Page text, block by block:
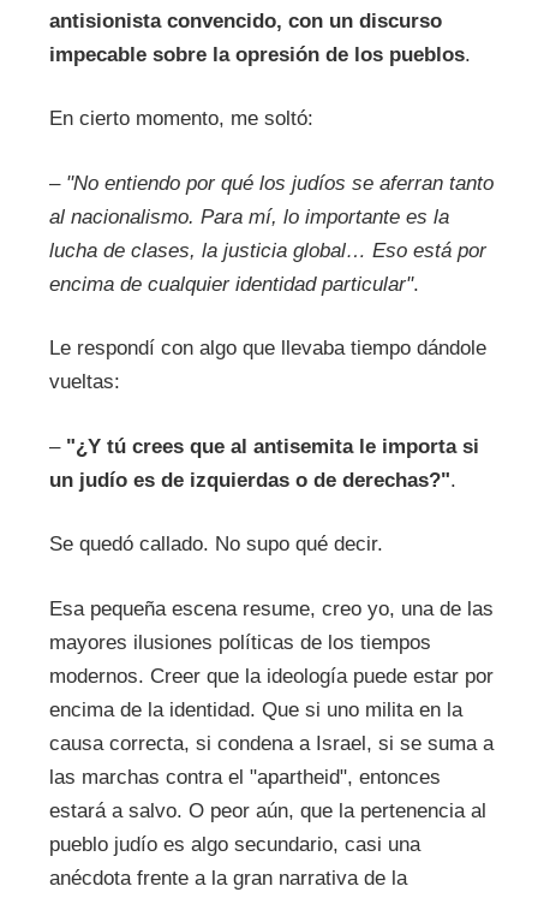
antisionista convencido, con un discurso
impecable sobre la opresión de los pueblos.
En cierto momento, me soltó:
– "No entiendo por qué los judíos se aferran tanto
al nacionalismo. Para mí, lo importante es la
lucha de clases, la justicia global… Eso está por
encima de cualquier identidad particular".
Le respondí con algo que llevaba tiempo dándole
vueltas:
– "¿Y tú crees que al antisemita le importa si
un judío es de izquierdas o de derechas?".
Se quedó callado. No supo qué decir.
Esa pequeña escena resume, creo yo, una de las
mayores ilusiones políticas de los tiempos
modernos. Creer que la ideología puede estar por
encima de la identidad. Que si uno milita en la
causa correcta, si condena a Israel, si se suma a
las marchas contra el "apartheid", entonces
estará a salvo. O peor aún, que la pertenencia al
pueblo judío es algo secundario, casi una
anécdota frente a la gran narrativa de la